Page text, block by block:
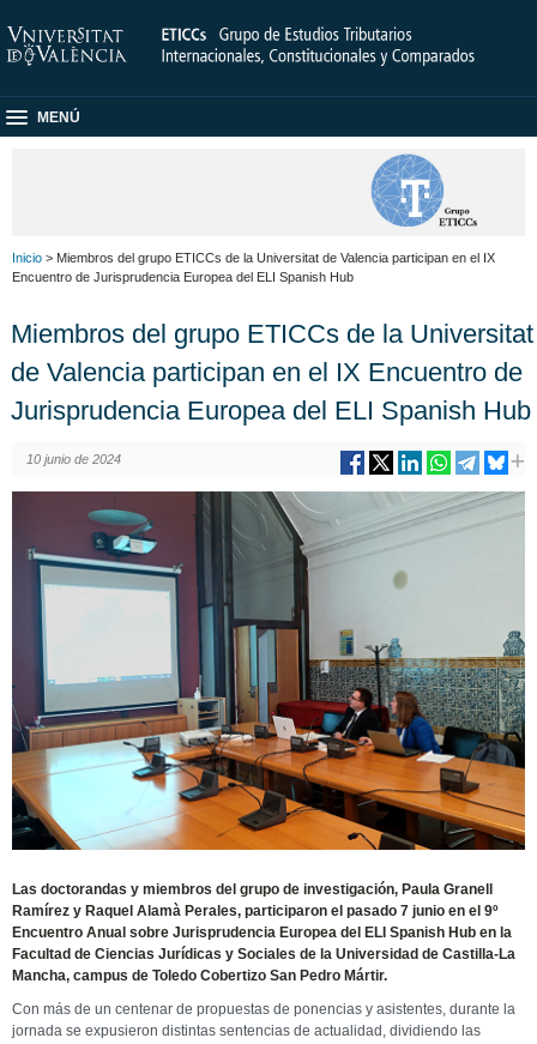
MENÚ
Inicio > Miembros del grupo ETICCs de la Universitat de Valencia participan en el IX
Encuentro de Jurisprudencia Europea del ELI Spanish Hub
Miembros del grupo ETICCs de la Universitat
de Valencia participan en el IX Encuentro de
Jurisprudencia Europea del ELI Spanish Hub
10 junio de 2024
Las doctorandas y miembros del grupo de investigación, Paula Granell
Ramírez y Raquel Alamà Perales, participaron el pasado 7 junio en el 9º
Encuentro Anual sobre Jurisprudencia Europea del ELI Spanish Hub en la
Facultad de Ciencias Jurídicas y Sociales de la Universidad de Castilla-La
Mancha, campus de Toledo Cobertizo San Pedro Mártir.
Con más de un centenar de propuestas de ponencias y asistentes, durante la
jornada se expusieron distintas sentencias de actualidad, dividiendo las